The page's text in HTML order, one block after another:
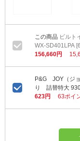
ビルトイン食
WX-SD401LPA
156,660円
P&G JOY（ジ
り 詰替特大
623円
63ポイ